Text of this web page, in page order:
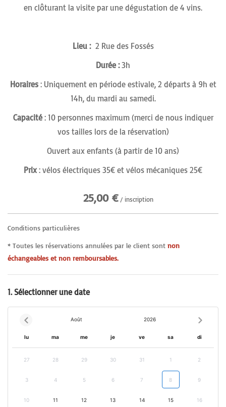
Galerieen clôturant la visite par une dégustation de 4 vins.
Lieu :2 Rue des Fossés
Durée :3h
Horaires : Uniquement en période estivale, 2 départs à 9h et
14h, du mardi au samedi.
Capacité: 10 personnes maximum (merci de nous indiquer
vos tailles lors de la réservation)
Ouvert aux enfants (à partir de 10 ans)
Prix: vélos électriques 35€ et vélos mécaniques 25€
25,00 € / inscription
Conditions particulières
* Toutes les réservations annulées par le client sont non
échangeables et non remboursables.
1. Sélectionner une date
Août 2026
lu ma me je ve sa di
27 28 29 30 31 1 2
3 4 5 6 7 8 9
10 11 12 13 14 15 16